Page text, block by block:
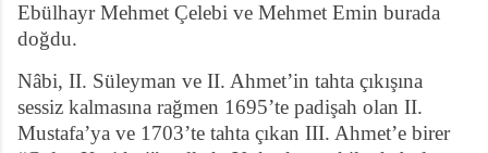
Ebülhayr Mehmet Çelebi ve Mehmet Emin burada
doğdu.
Nâbi, II. Süleyman ve II. Ahmet’in tahta çıkışına
sessiz kalmasına rağmen 1695’te padişah olan II.
Mustafa’ya ve 1703’te tahta çıkan III. Ahmet’e birer